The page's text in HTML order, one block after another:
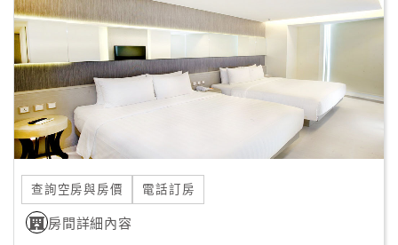
伴
計
劃
商
品
傳查詢空房與房價 電話訂房
房間詳細內容